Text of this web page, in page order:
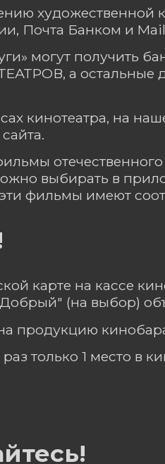
художественной
Банком и
могут получить
а остальные
кинотеатра, на
выбирать в
фильмы имеют
карте на кассе
(на выбор)
продукцию
только 1 место в